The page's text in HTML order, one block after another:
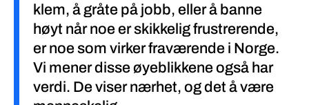
klem, å gråte på jobb, eller å banne
høyt når noe er skikkelig frustrerende,
er noe som virker fraværende i Norge.
Vi mener disse øyeblikkene også har
verdi. De viser nærhet, og det å være